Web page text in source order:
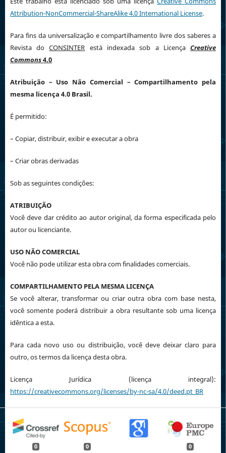
Attribution-NonCommercial-ShareAlike 4.0 International License.
Para fins da universalização e compartilhamento livre dos saberes a
Revista doCONSINTER está indexada sob a LicençaCreative
Commons4.0
Atribuição – Uso Não Comercial – Compartilhamento pela
mesma licença 4.0 Brasil.
É permitido:
– Copiar, distribuir, exibir e executar a obra
– Criar obras derivadas
Sob as seguintes condições:
ATRIBUIÇÃO
Você deve dar crédito ao autor original, da forma especificada pelo
autor ou licenciante.
USO NÃO COMERCIAL
Você não pode utilizar esta obra com finalidades comerciais.
COMPARTILHAMENTO PELA MESMA LICENÇA
Se você alterar, transformar ou criar outra obra com base nesta,
você somente poderá distribuir a obra resultante sob uma licença
idêntica a esta.
Para cada novo uso ou distribuição, você deve deixar claro para
outro, os termos da licença desta obra.
Licença Jurídica (licença integral):
https://creativecommons.org/licenses/by-nc-sa/4.0/deed.pt_BR
0 0 0